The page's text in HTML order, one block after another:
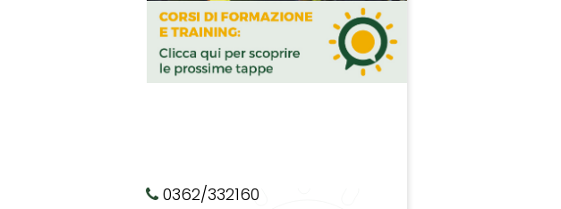
0362/332160